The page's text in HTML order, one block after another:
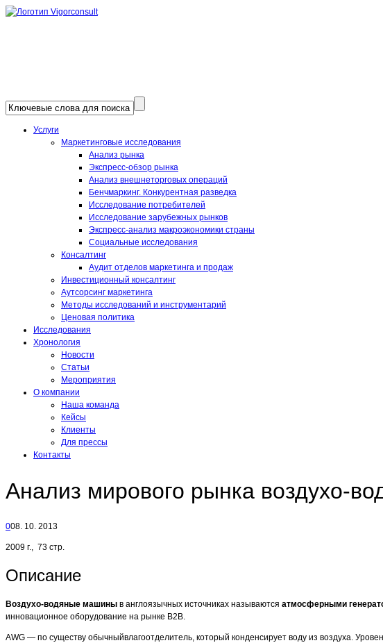
Услуги
Маркетинговые исследования
Анализ рынка
Экспресс-обзор рынка
Анализ внешнеторговых операций
Бенчмаркинг. Конкурентная разведка
Исследование потребителей
Исследование зарубежных рынков
Экспресс-анализ макроэкономики страны
Социальные исследования
Консалтинг
Аудит отделов маркетинга и продаж
Инвестиционный консалтинг
Аутсорсинг маркетинга
Методы исследований и инструментарий
Ценовая политика
Исследования
Хронология
Новости
Статьи
Мероприятия
О компании
Наша команда
Кейсы
Клиенты
Для прессы
Контакты
Анализ мирового рынка воздухо-
008. 10. 2013
2009 г., 73 стр.
Описание
Воздухо-водяные машины в англоязычных источниках называются атмосферными
инновационное оборудование на рынке В2В.
AWG — по существу обычныйвлагоотделитель, который конденсирует воду из воздуха.